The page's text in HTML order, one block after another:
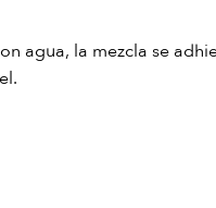
agua, la mezcla se